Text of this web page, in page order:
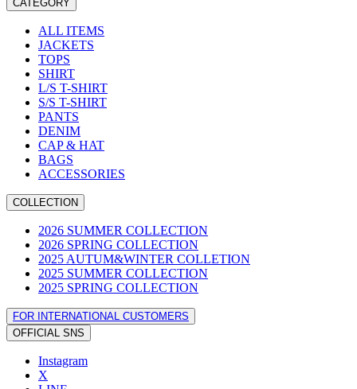
CATEGORY
ALL ITEMS
JACKETS
TOPS
SHIRT
L/S T-SHIRT
S/S T-SHIRT
PANTS
DENIM
CAP & HAT
BAGS
ACCESSORIES
COLLECTION
2026 SUMMER COLLECTION
2026 SPRING COLLECTION
2025 AUTUM&WINTER COLLETION
2025 SUMMER COLLECTION
2025 SPRING COLLECTION
FOR INTERNATIONAL CUSTOMERS
OFFICIAL SNS
Instagram
X